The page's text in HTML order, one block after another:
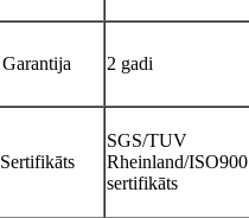
Garantija 2 gadi
Sertifikāts
SGS/TUV
Rheinland/
sertifikāts